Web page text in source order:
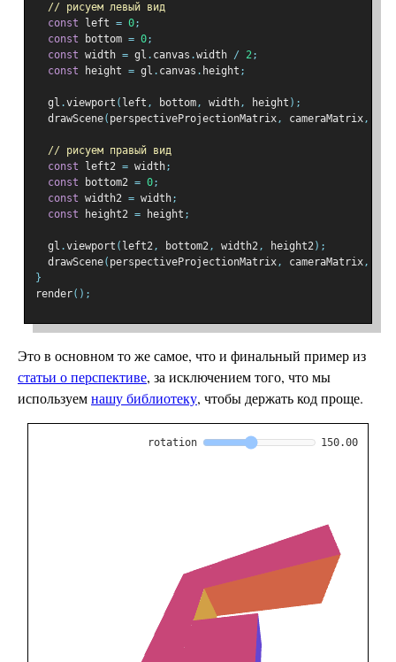
// рисуем левый вид
const left = 0;
const bottom = 0;
const width = gl . canvas .width / 2;
const height = gl . canvas . height ;
  gl
.viewport ( left , bottom, width, height );
  drawScene
( perspectiveProjectionMatrix, cameraMatrix,
// рисуем правый вид
const left2 = width;
const bottom2 = 0;
const width2 = width;
const height2 = height ;
  gl
.viewport ( left2, bottom2, width2, height2);
  drawScene
( perspectiveProjectionMatrix, cameraMatrix,
}
render();
Это в основном то же самое, что и финальный пример из
статьи о перспективе, за исключением того, что мы
используемнашу библиотеку, чтобы держать код проще.